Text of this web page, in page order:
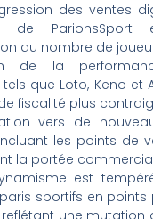
des ventes
de
du nombre de
de la
que Loto, Keno et
fiscalité plus
vers de
les points de
la portée
est
sportifs en points